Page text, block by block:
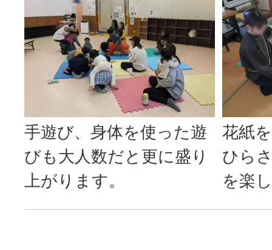
手遊び、身体を使った遊
びも大人数だと更に盛り
上がります。
花紙
ひら
を楽